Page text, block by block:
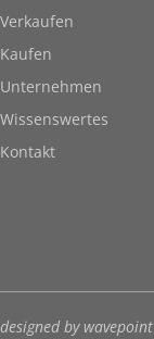
Verkaufen
Kaufen
Unternehmen
Wissenswertes
Kontakt
designed by wavepoint